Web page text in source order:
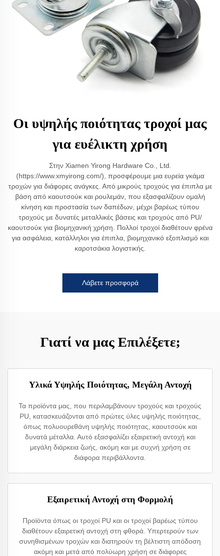
Οι υψηλής ποιότητας τροχοί μας
για ευέλικτη χρήση
Στην Xiamen Yirong Hardware Co., Ltd.
(https://www.xmyirong.com/), προσφέρουμε μια ευρεία γκάμα
τροχών για διάφορες ανάγκες. Από μικρούς τροχούς για έπιπλα με
βάση από καουτσούκ και ρουλεμάν, που εξασφαλίζουν ομαλή
κίνηση και προστασία των δαπέδων, μέχρι βαρέως τύπου
τροχούς με δυνατές μεταλλικές βάσεις και τροχούς από PU/
καουτσούκ για βιομηχανική χρήση. Πολλοί τροχοί διαθέτουν φρένα
για ασφάλεια, κατάλληλοι για έπιπλα, βιομηχανικό εξοπλισμό και
καροτσάκια λογιστικής.
Λάβετε προσφορά
Γιατί να μας Επιλέξετε;
Υλικά Υψηλής Ποιότητας, Μεγάλη Αντοχή
Τα προϊόντα μας, που περιλαμβάνουν τροχούς και τροχούς
PU, κατασκευάζονται από πρώτες ύλες υψηλής ποιότητας,
όπως πολυουρεθάνη υψηλής ποιότητας, καουτσούκ και
δυνατά μέταλλα. Αυτό εξασφαλίζει εξαιρετική αντοχή και
μεγάλη διάρκεια ζωής, ακόμη και με συχνή χρήση σε
διάφορα περιβάλλοντα.
Εξαιρετική Αντοχή στη Φορμολή
Προϊόντα όπως οι τροχοί PU και οι τροχοί βαρέως τύπου
διαθέτουν εξαιρετική αντοχή στη φθορά. Υπερτερούν των
συνηθισμένων τροχών και διατηρούν τη βέλτιστη απόδοση
ακόμη και μετά από πολύωρη χρήση σε διάφορες